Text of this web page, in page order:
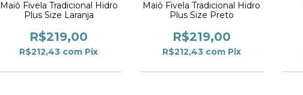
Maiô Fivela Tradicional Hidro
Plus Size Laranja
R$219,00
R$212,43 com Pix
Maiô Fivela Tradicional Hidro
Plus Size Preto
R$219,00
R$212,43 com Pix